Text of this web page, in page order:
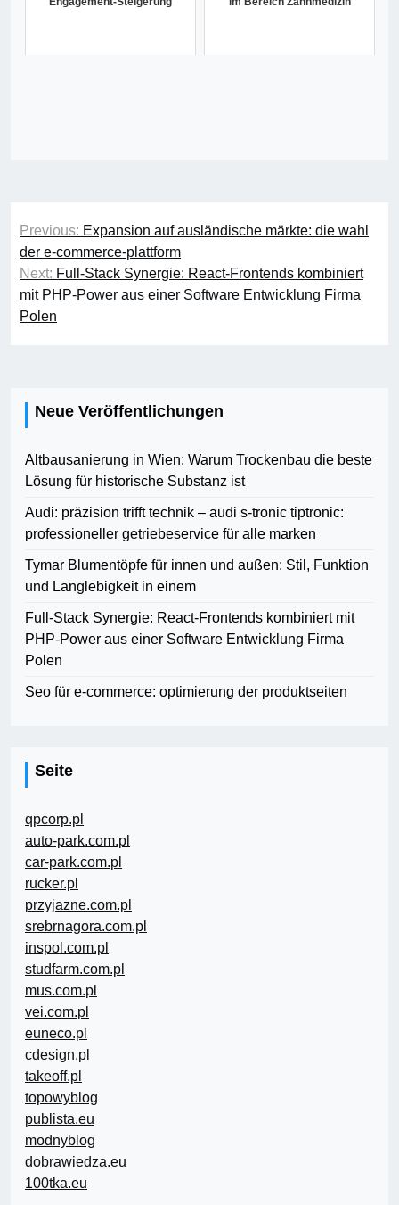
Beitragsnavigation
Previous: Expansion auf ausländische märkte: die wahl
der e-commerce-plattform
Next: Full-Stack Synergie: React-Frontends kombiniert
mit PHP-Power aus einer Software Entwicklung Firma
Polen
Neue Veröffentlichungen
Altbausanierung in Wien: Warum Trockenbau die beste
Lösung für historische Substanz ist
Audi: präzision trifft technik – audi s-tronic tiptronic:
professioneller getriebeservice für alle marken
Tymar Blumentöpfe für innen und außen: Stil, Funktion
und Langlebigkeit in einem
Full-Stack Synergie: React-Frontends kombiniert mit
PHP-Power aus einer Software Entwicklung Firma
Polen
Seo für e-commerce: optimierung der produktseiten
Seite
qpcorp.pl
auto-park.com.pl
car-park.com.pl
rucker.pl
przyjazne.com.pl
srebrnagora.com.pl
inspol.com.pl
studfarm.com.pl
mus.com.pl
vei.com.pl
euneco.pl
cdesign.pl
takeoff.pl
topowyblog
publista.eu
modnyblog
dobrawiedza.eu
100tka.eu